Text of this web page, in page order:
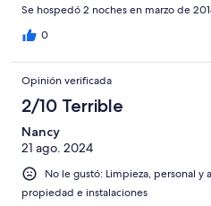
Se hospedó 2 noches en marzo de
0
Opinión verificada
2/10 Terrible
Nancy
21 ago. 2024
No le gustó: Limpieza, personal y
propiedad e instalaciones